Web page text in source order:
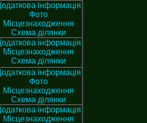
інформація
Фото
Місцезнаходження
Схема ділянки
інформація
Місцезнаходження
Схема ділянки
інформація
Фото
Місцезнаходження
Схема ділянки
інформація
Місцезнаходження